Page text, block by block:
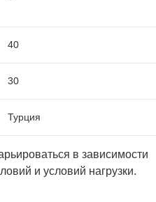
40
30
Турция
в зависимости
и условий нагрузки.